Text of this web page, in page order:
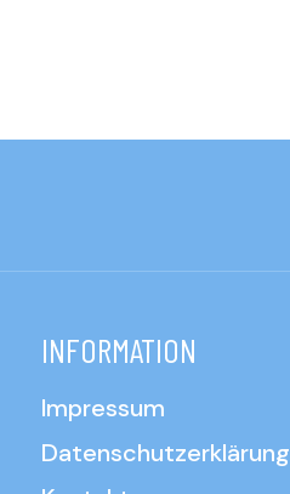
INFORMATION
Impressum
Datenschutzerklärung